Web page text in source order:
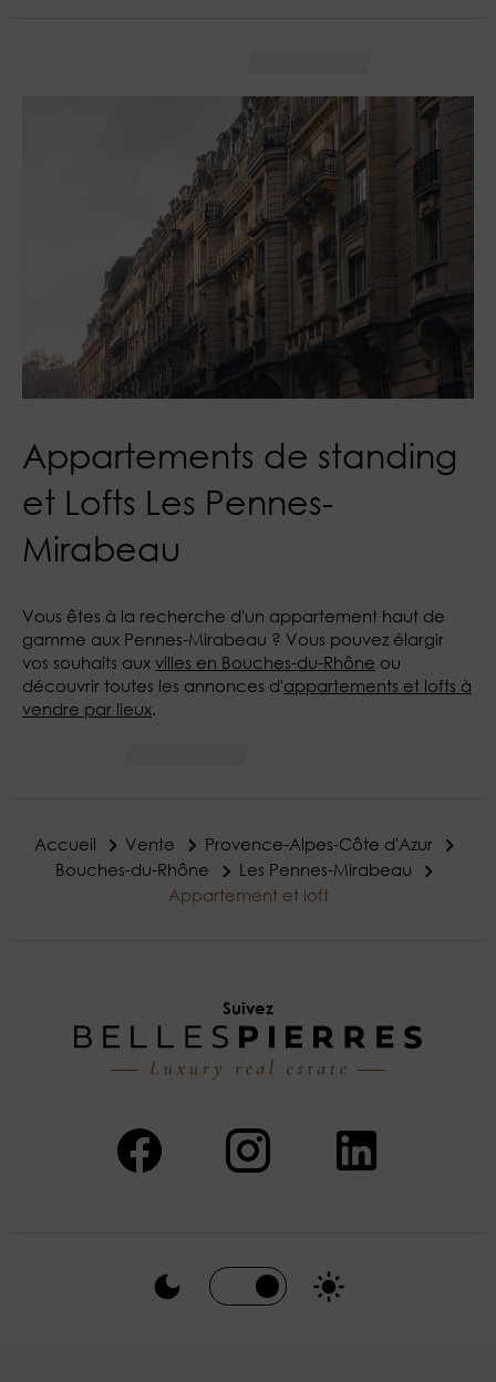
Appartements de standing
et Lofts Les Pennes-
Mirabeau
Vous êtes à la recherche d'un appartement haut de
gamme aux Pennes-Mirabeau ? Vous pouvez élargir
vos souhaits aux villes en Bouches-du-Rhône ou
découvrir toutes les annonces d'appartements et lofts à
vendre par lieux.
Accueil Vente
Provence-Alpes-Côte d'Azur
Bouches-du-Rhône
Les Pennes-Mirabeau
Appartement et loft
Suivez